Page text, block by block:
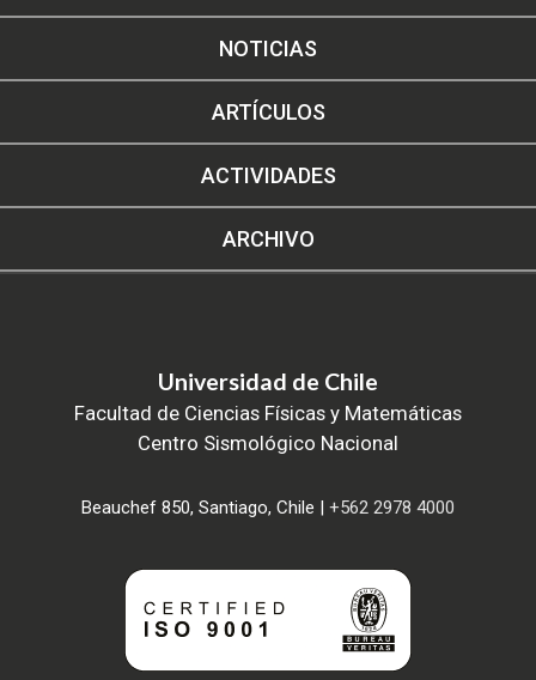
NOTICIAS
ARTÍCULOS
ACTIVIDADES
ARCHIVO
Universidad de Chile
Facultad de Ciencias Físicas y Matemáticas
Centro Sismológico Nacional
Beauchef 850, Santiago, Chile | +562 2978 4000